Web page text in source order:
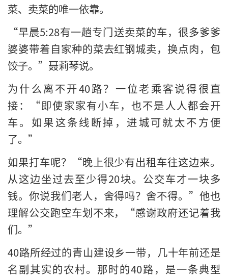
菜、卖菜的唯一依靠。
“早晨5:28有一趟专门送卖菜的车，很多爹爹
婆婆带着自家种的菜去红钢城卖，换点肉，包
饺子。”聂莉琴说。
为什么离不开40路？一位老乘客说得很直
接：“即使家家有小车，也不是人人都会开
车。如果这条线断掉，进城可就太不方便
了。”
如果打车呢？“晚上很少有出租车往这边来。
从这边坐过去至少得20块。公交车才一块多
钱。你说我们老人，舍得吗？舍不得。”他也
理解公交跑空车划不来，“感谢政府还记着我
们。”
40路所经过的青山建设乡一带，几十年前还是
名副其实的农村。那时的40路，是一条典型